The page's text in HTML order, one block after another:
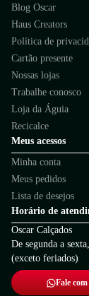
Blog Oscar
Haus Creators
Política de
Cartão presente
Nossas lojas
Trabalhe conosco
Loja da Águia
Recicalce
Meus acessos
Minha conta
Meus pedidos
Lista de desejos
Horário de
Oscar Calçados
De segunda a
(exceto feriados)
Fale